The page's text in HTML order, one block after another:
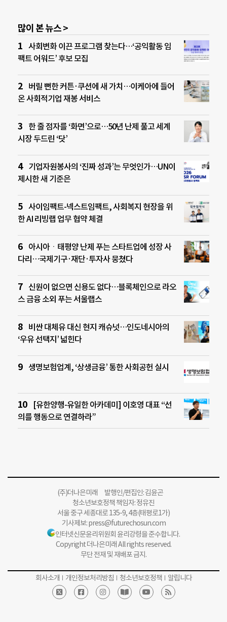
많이 본 뉴스 >
사회변화 이끈 프로그램 찾는다…‘공익활동 임
팩트 어워드’ 후보 모집
버릴 뻔한 커튼·쿠션에 새 가치…이케아에 들어
온 사회적기업 재봉 서비스
한 줄 점자를 ‘화면’으로…50년 난제 풀고 세계
시장 두드린 ‘닷’
기업자원봉사의 ‘진짜 성과’는 무엇인가…UN이
제시한 새 기준은
사이임팩트-넥스트임팩트, 사회복지 현장을 위
한 AI 리빙랩 업무 협약 체결
아시아ㆍ태평양 난제 푸는 스타트업에 성장 사
다리…국제기구·재단·투자사 뭉쳤다
신원이 없으면 신용도 없다…블록체인으로 라오
스 금융 소외 푸는 서울랩스
비싼 대체유 대신 현지 캐슈넛…인도네시아의
‘우유 선택지’ 넓힌다
생명보험업계, ‘상생금융’ 통한 사회공헌 실시
[유한양행-유일한 아카데미] 이호영 대표 “선
의를 행동으로 연결하라”
(주)더나은미래 발행인/편집인: 김윤곤
청소년보호정책 책임자: 정유진
서울 중구 세종대로 135-9, 4층(태평로1가)
기사제보:press@futurechosun.com
인터넷신문윤리위원회 윤리강령을 준수합니다.
Copyright 더나은미래 All rights reserved.
무단 전재 및 재배포 금지.
회사소개 개인정보처리방침 청소년보호정책 알립니다